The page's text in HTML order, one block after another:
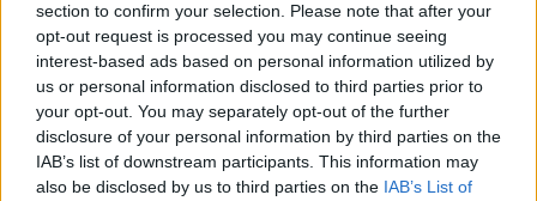
section to confirm your selection. Please note that after your
opt-out request is processed you may continue seeing
interest-based ads based on personal information utilized by
us or personal information disclosed to third parties prior to
your opt-out. You may separately opt-out of the further
disclosure of your personal information by third parties on the
IAB’s list of downstream participants. This information may
also be disclosed by us to third parties on the IAB’s List of